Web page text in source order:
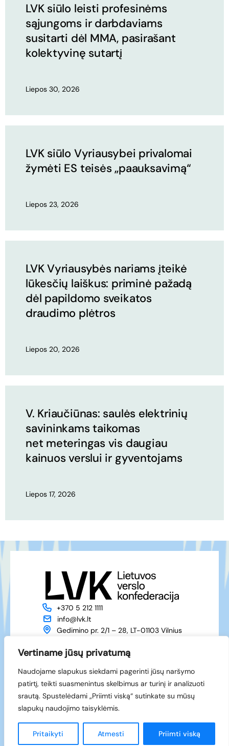
Vertiname jūsų privatumą
Naudojame slapukus siekdami pagerinti jūsų naršymo
patirtį, teikti suasmenintus skelbimus ar turinį ir analizuoti
srautą. Spustelėdami „Priimti viską“ sutinkate su mūsų
slapukų naudojimo taisyklėmis.
Pritaikyti Atmesti Priimti viską
LVK siūlo leisti profesinėms
sąjungoms ir darbdaviams
susitarti dėl MMA, pasirašant
kolektyvinę sutartį
Liepos 30, 2026
LVK siūlo Vyriausybei privalomai
žymėti ES teisės „paauksavimą“
Liepos 23, 2026
LVK Vyriausybės nariams įteikė
lūkesčių laiškus: priminė pažadą
dėl papildomo sveikatos
draudimo plėtros
Liepos 20, 2026
V. Kriaučiūnas: saulės elektrinių
savininkams taikomas
net meteringas vis daugiau
kainuos verslui ir gyventojams
Liepos 17, 2026
+370 5 212 1111
info@lvk.lt
Gedimino pr. 2/1 – 28, LT-01103 Vilnius
Naujienos
Narystė
Renginiai
Kontaktai
Facebook
LinkedIn
© 1994-2026 LVK
Sukūrė